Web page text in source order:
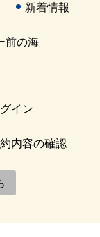
新着情報
前の海
イン
内容の確認